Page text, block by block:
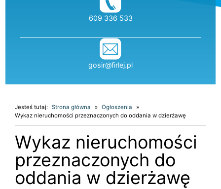
telefon:
609 336 533
gosir@firlej.pl
Jesteś tutaj: Strona główna
Ogłoszenia
Wykaz nieruchomości przeznaczonych do oddania w dzierżawę
Wykaz nieruchomości
przeznaczonych do
oddania w dzierżawę